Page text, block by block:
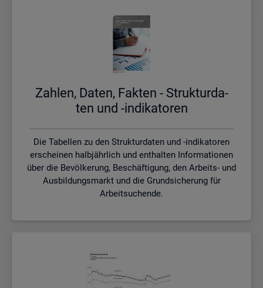
Zah­len, Daten, Fak­ten - Struk­tur­da­
ten und -in­di­ka­to­ren
Die Tabellen zu den Strukturdaten und -indikatoren
erscheinen halbjährlich und enthalten Informationen
über die Bevölkerung, Beschäftigung, den Arbeits- und
Ausbildungsmarkt und die Grundsicherung für
Arbeitsuchende.